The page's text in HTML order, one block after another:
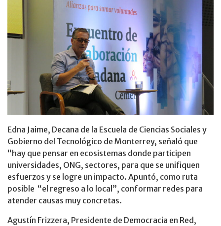
Edna Jaime, Decana de la Escuela de Ciencias Sociales y
Gobierno del Tecnológico de Monterrey, señaló que
“hay que pensar en ecosistemas donde participen
universidades, ONG, sectores, para que se unifiquen
esfuerzos y se logre un impacto. Apuntó, como ruta
posible “el regreso a lo local”, conformar redes para
atender causas muy concretas.
Agustín Frizzera, Presidente de Democracia en Red,